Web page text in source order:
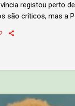
registou perto
são críticos, mas a